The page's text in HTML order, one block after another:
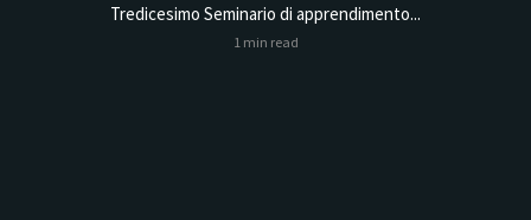
Tredicesimo Seminario di apprendimento...
1 min read